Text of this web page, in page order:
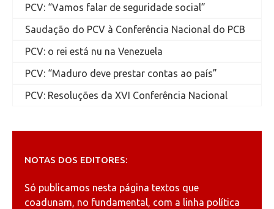
PCV: “Vamos falar de seguridade social”
Saudação do PCV à Conferência Nacional do PCB
PCV: o rei está nu na Venezuela
PCV: “Maduro deve prestar contas ao país”
PCV: Resoluções da XVI Conferência Nacional
NOTAS DOS EDITORES:
Só publicamos nesta página textos que
coadunam, no fundamental, com a linha política